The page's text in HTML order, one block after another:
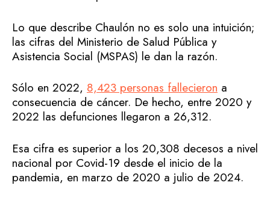
Lo que describe Chaulón no es solo una intuición;
las cifras del Ministerio de Salud Pública y
Asistencia Social (MSPAS) le dan la razón.
Sólo en 2022, 8,423 personas fallecieron a
consecuencia de cáncer. De hecho, entre 2020 y
2022 las defunciones llegaron a 26,312.
Esa cifra es superior a los 20,308 decesos a nivel
nacional por Covid-19 desde el inicio de la
pandemia, en marzo de 2020 a julio de 2024.